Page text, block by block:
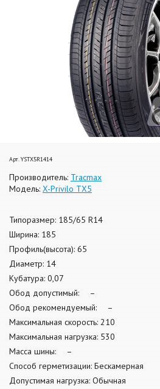
Арт. YSTX5R1414
Производитель: Tracmax
Модель: X-Privilo TX5
Типоразмер: 185/65 R14
Ширина: 185
Профиль(высота): 65
Диаметр: 14
Кубатура: 0,07
Обод допустимый: –
Обод рекомендуемый: –
Максимальная скорость: 210
Максимальная нагрузка: 530
Масса шины: –
Способ герметизации: Бескамерная
Допустимая нагрузка: Обычная